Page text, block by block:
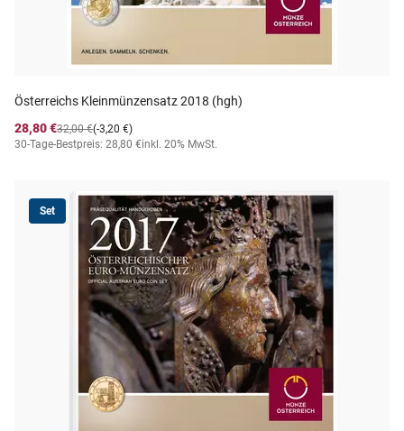
Österreichs Kleinmünzensatz 2018 (hgh)
28,80 €
(-3,20 €)
32,00 €
30-Tage-Bestpreis: 28,80 €inkl. 20% MwSt.
Set